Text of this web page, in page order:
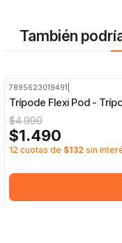
También
7895623019491
Trípode Flexi Pod -
$4.990
$1.490
12 cuotas de $132 sin